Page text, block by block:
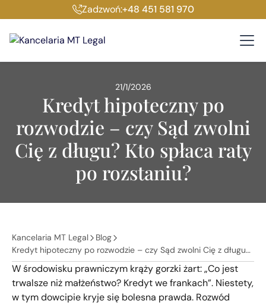
Zadzwoń:+48 451 581 970
21/1/2026
Kredyt hipoteczny po
rozwodzie – czy Sąd zwolni
Cię z długu? Kto spłaca raty
po rozstaniu?
Kancelaria MT Legal
Blog
Kredyt hipoteczny po rozwodzie – czy Sąd zwolni Cię z długu?
Kto spłaca raty po rozstaniu?
W środowisku prawniczym krąży gorzki żart: „Co jest
trwalsze niż małżeństwo? Kredyt we frankach”. Niestety,
w tym dowcipie kryje się bolesna prawda. Rozwód